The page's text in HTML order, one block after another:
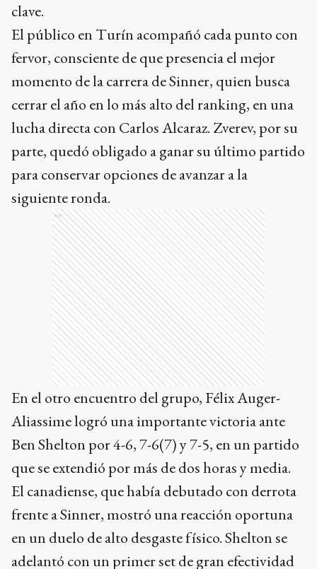
clave.
El público en Turín acompañó cada punto con
fervor, consciente de que presencia el mejor
momento de la carrera de Sinner, quien busca
cerrar el año en lo más alto del ranking, en una
lucha directa con Carlos Alcaraz. Zverev, por su
parte, quedó obligado a ganar su último partido
para conservar opciones de avanzar a la
siguiente ronda.
Ads
En el otro encuentro del grupo, Félix Auger-
Aliassime logró una importante victoria ante
Ben Shelton por 4-6, 7-6(7) y 7-5, en un partido
que se extendió por más de dos horas y media.
El canadiense, que había debutado con derrota
frente a Sinner, mostró una reacción oportuna
en un duelo de alto desgaste físico. Shelton se
adelantó con un primer set de gran efectividad